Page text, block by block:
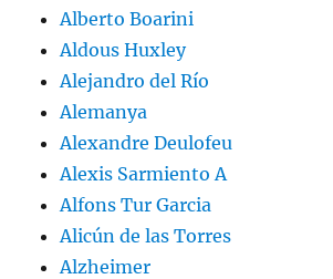
Alberto Boarini
Aldous Huxley
Alejandro del Río
Alemanya
Alexandre Deulofeu
Alexis Sarmiento A
Alfons Tur Garcia
Alicún de las Torres
Alzheimer